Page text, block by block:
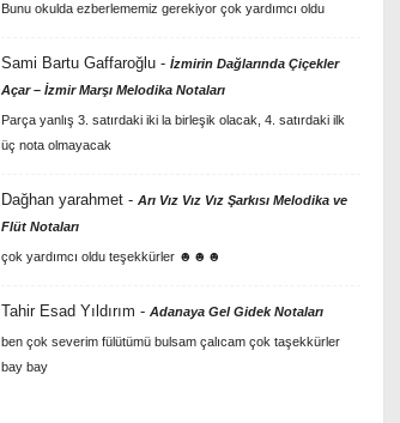
Bunu okulda ezberlememiz gerekiyor çok yardımcı oldu
Sami Bartu Gaffaroğlu- İzmirin Dağlarında Çiçekler
Açar – İzmir Marşı Melodika Notaları
Parça yanlış 3. satırdaki iki la birleşik olacak, 4. satırdaki ilk
üç nota olmayacak
Dağhan yarahmet- Arı Vız Vız Vız Şarkısı Melodika ve
Flüt Notaları
çok yardımcı oldu teşekkürler ☻☻☻
Tahir Esad Yıldırım - Adanaya Gel Gidek Notaları
ben çok severim fülütümü bulsam çalıcam çok taşekkürler
bay bay